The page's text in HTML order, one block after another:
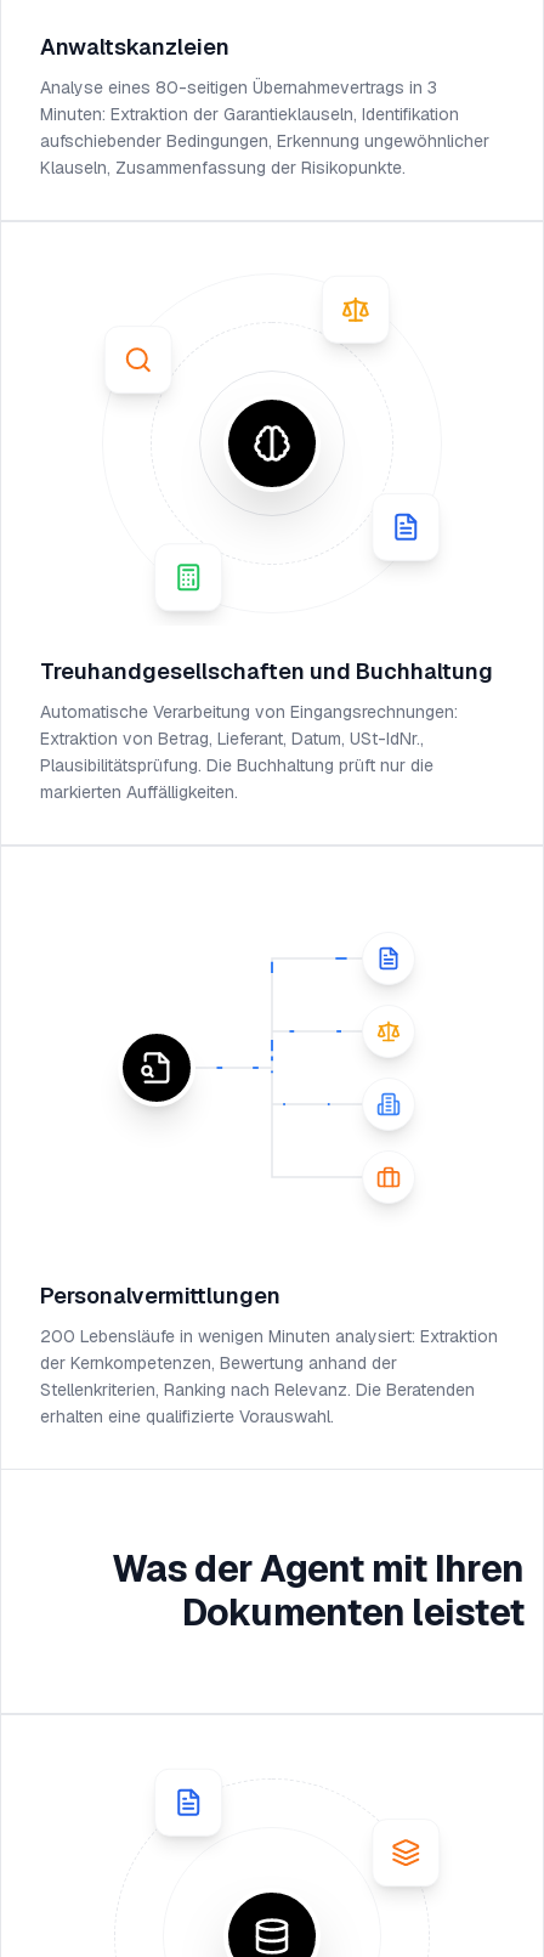
Anwaltskanzleien
Analyse eines 80-seitigen Übernahmevertrags in 3
Minuten: Extraktion der Garantieklauseln, Identifikation
aufschiebender Bedingungen, Erkennung ungewöhnlicher
Klauseln, Zusammenfassung der Risikopunkte.
Treuhandgesellschaften und Buchhaltung
Automatische Verarbeitung von Eingangsrechnungen:
Extraktion von Betrag, Lieferant, Datum, USt-IdNr.,
Plausibilitätsprüfung. Die Buchhaltung prüft nur die
markierten Auffälligkeiten.
Personalvermittlungen
200 Lebensläufe in wenigen Minuten analysiert: Extraktion
der Kernkompetenzen, Bewertung anhand der
Stellenkriterien, Ranking nach Relevanz. Die Beratenden
erhalten eine qualifizierte Vorauswahl.
Was der Agent mit Ihren
Dokumenten leistet